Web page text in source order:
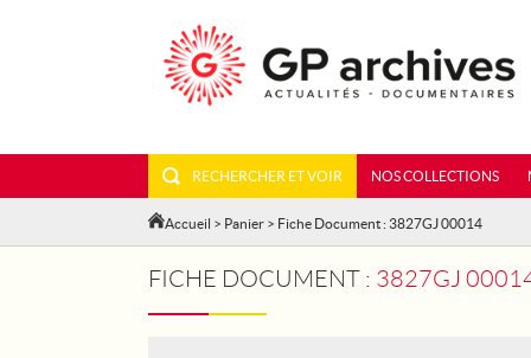
RECHERCHER ET VOIR NOS COLLECTIONS
Accueil > Panier > Fiche Document : 3827GJ 00014
FICHE DOCUMENT : 3827GJ